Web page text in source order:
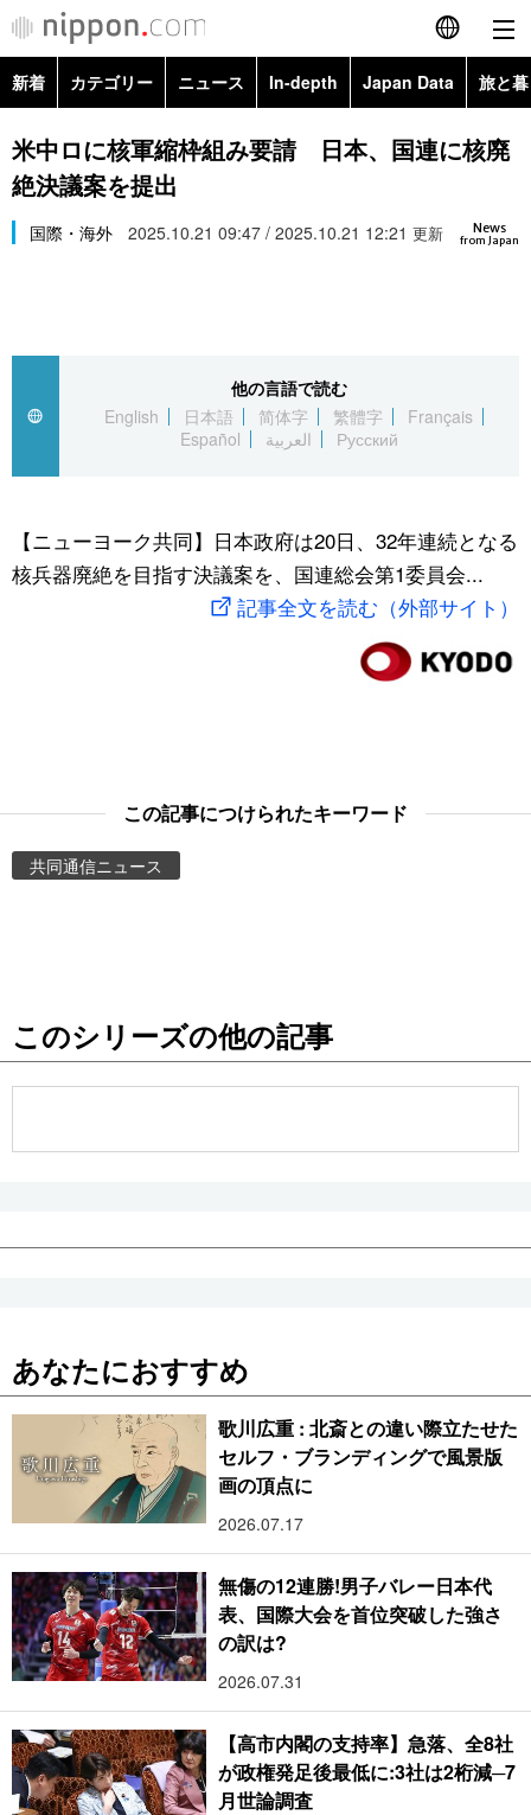
English
简体字
Русский
カテゴリー
経済・ビジネス
国際
文化
トップ
アーカイブ
In-depth
Japan Data
動画/Live
お知らせ
新着 カテゴリー ニュース In-depth Japan Data 旅と
政治・外交
経済・ビジネス
スポーツ・東京2020
Topics
米中ロに核軍縮枠組み要請 日本、国連に核廃
絶決議案を提出
News
from Japan
国際・海外 2025.10.21 09:47 / 2025.10.21 12:21 更新
他の言語で読む
English
日本語 简体字 繁體字
Français
Español
العربية Русский
【ニューヨーク共同】日本政府は20日、32年連続となる
核兵器廃絶を目指す決議案を、国連総会第1委員会...
記事全文を読む（外部サイト）
この記事につけられたキーワード
共同通信ニュース
このシリーズの他の記事
あなたにおすすめ
歌川広重 : 北斎との違い際立たせた
セルフ・ブランディングで風景版
画の頂点に
2026.07.17
無傷の12連勝!男子バレー日本代
表、国際大会を首位突破した強さ
の訳は?
2026.07.31
【高市内閣の支持率】急落、全8社
が政権発足後最低に:3社は2桁減─7
月世論調査